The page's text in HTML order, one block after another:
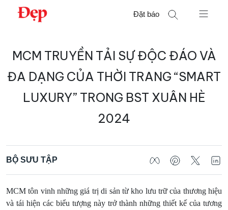
Chuyển
Đặt báo
kiếm
MCM TRUYỀN TẢI SỰ ĐỘC ĐÁO VÀ
ĐA DẠNG CỦA THỜI TRANG “SMART
LUXURY” TRONG BST XUÂN HÈ
2024
BỘ SƯU TẬP
MCM tôn vinh những giá trị di sản từ kho lưu trữ của thương hiệu
và tái hiện các biểu tượng này trở thành những thiết kế của tương